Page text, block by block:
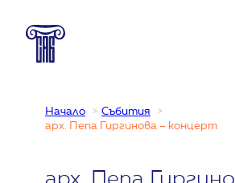
съдържанието
Начало
Събития
арх. Пепа Гиргинова – концерт